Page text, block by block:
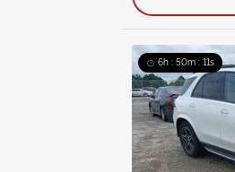
6h : 50m : 10s